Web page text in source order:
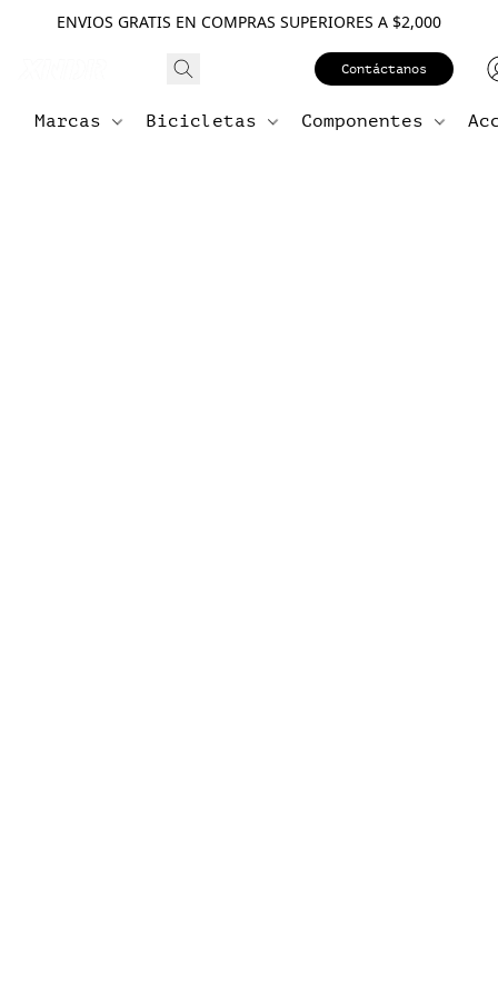
ENVIOS GRATIS EN COMPRAS SUPERIORES A $2,000
Contáctanos
Marcas Bicicletas Componentes